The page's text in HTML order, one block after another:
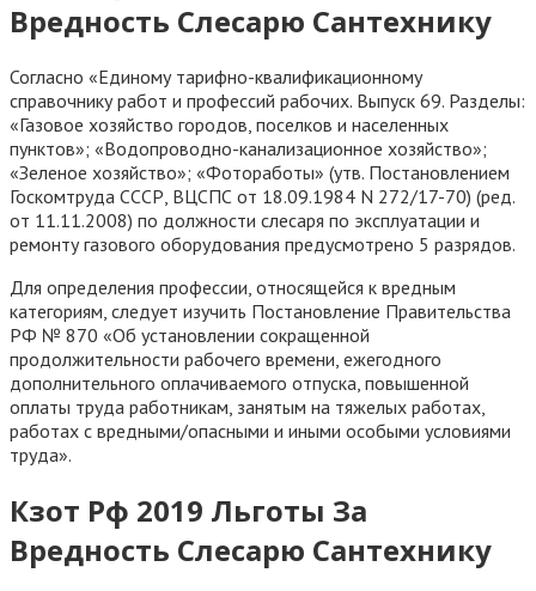
Вредность Слесарю Сантехнику
Согласно «Единому тарифно-квалификационному
справочнику работ и профессий рабочих. Выпуск 69. Разделы:
«Газовое хозяйство городов, поселков и населенных
пунктов»; «Водопроводно-канализационное хозяйство»;
«Зеленое хозяйство»; «Фотоработы» (утв. Постановлением
Госкомтруда СССР, ВЦСПС от 18.09.1984 N 272/17-70) (ред.
от 11.11.2008) по должности слесаря по эксплуатации и
ремонту газового оборудования предусмотрено 5 разрядов.
Для определения профессии, относящейся к вредным
категориям, следует изучить Постановление Правительства
РФ № 870 «Об установлении сокращенной
продолжительности рабочего времени, ежегодного
дополнительного оплачиваемого отпуска, повышенной
оплаты труда работникам, занятым на тяжелых работах,
работах с вредными/опасными и иными особыми условиями
труда».
Кзот Рф 2019 Льготы За
Вредность Слесарю Сантехнику